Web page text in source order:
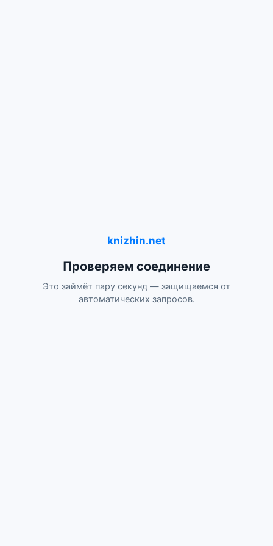
knizhin.net
Проверяем соединение
Это займёт пару секунд — защищаемся от
автоматических запросов.